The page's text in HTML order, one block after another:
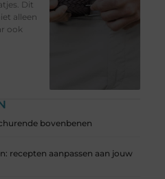
bovenbenen
recepten aanpassen aan jouw
Dit
alleen
ook